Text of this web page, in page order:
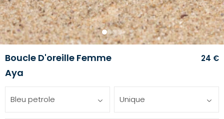
1 234
Boucle D'oreille Femme
Aya
24 €
Bleu petrole Unique